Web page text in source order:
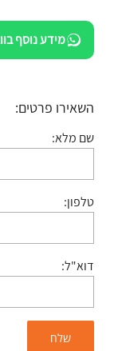
מידע נוסף
השאירו פרטים:
שם מלא:
טלפון:
דוא"ל: